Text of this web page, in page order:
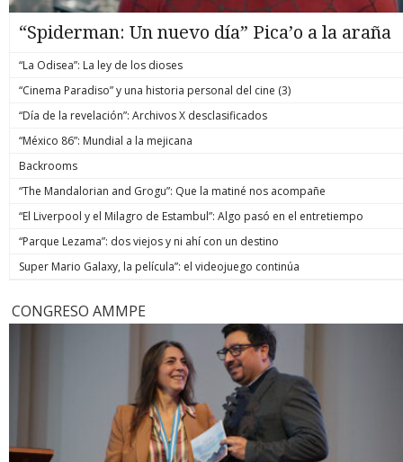
“Spiderman: Un nuevo día” Pica’o a la araña
“La Odisea”: La ley de los dioses
“Cinema Paradiso” y una historia personal del cine (3)
“Día de la revelación”: Archivos X desclasificados
“México 86”: Mundial a la mejicana
Backrooms
“The Mandalorian and Grogu”: Que la matiné nos acompañe
“El Liverpool y el Milagro de Estambul”: Algo pasó en el entretiempo
“Parque Lezama”: dos viejos y ni ahí con un destino
Super Mario Galaxy, la película”: el videojuego continúa
CONGRESO AMMPE